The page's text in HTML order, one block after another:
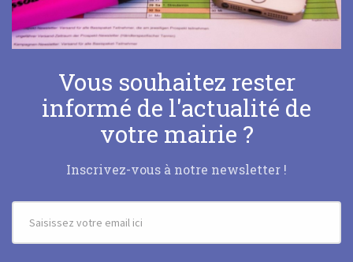
Vous souhaitez rester
informé de l'actualité de
votre mairie ?
Inscrivez-vous à notre newsletter !